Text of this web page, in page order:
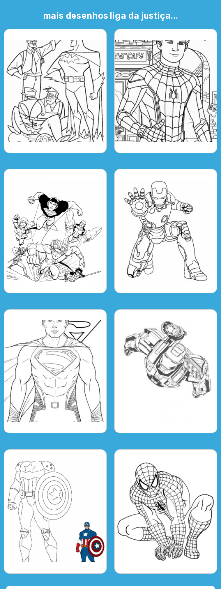
mais desenhos liga da justiça...